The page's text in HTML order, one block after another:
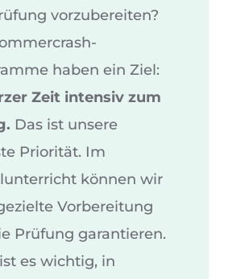
vorzubereiten?
haben ein Ziel:
Zeit intensiv zum
Das ist unsere
Priorität. Im
können wir
Vorbereitung
Prüfung garantieren.
es wichtig, in